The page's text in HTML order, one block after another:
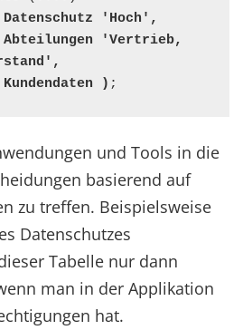
( Datenschutz 'Hoch',
                Kundendaten )
;
und Tools in die
basierend auf
zu treffen. Beispielsweise
Datenschutzes
Tabelle nur dann
man in der Applikation
hat.